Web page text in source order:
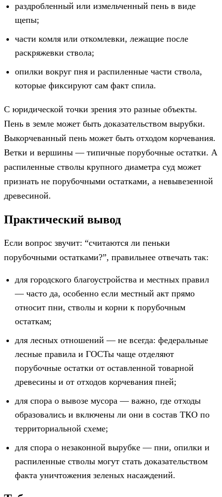
раздробленный или измельченный пень в виде
щепы;
части комля или откомлевки, лежащие после
раскряжевки ствола;
опилки вокруг пня и распиленные части ствола,
которые фиксируют сам факт спила.
С юридической точки зрения это разные объекты.
Пень в земле может быть доказательством вырубки.
Выкорчеванный пень может быть отходом корчевания.
Ветки и вершины — типичные порубочные остатки. А
распиленные стволы крупного диаметра суд может
признать не порубочными остатками, а невывезенной
древесиной.
Практический вывод
Если вопрос звучит: “считаются ли пеньки
порубочными остатками?”, правильнее отвечать так:
для городского благоустройства и местных правил
— часто да, особенно если местный акт прямо
относит пни, стволы и корни к порубочным
остаткам;
для лесных отношений — не всегда: федеральные
лесные правила и ГОСТы чаще отделяют
порубочные остатки от оставленной товарной
древесины и от отходов корчевания пней;
для спора о вывозе мусора — важно, где отходы
образовались и включены ли они в состав ТКО по
территориальной схеме;
для спора о незаконной вырубке — пни, опилки и
распиленные стволы могут стать доказательством
факта уничтожения зеленых насаждений.